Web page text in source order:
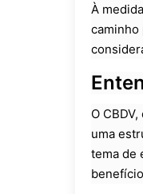
À
caminho
O
uma
tema de